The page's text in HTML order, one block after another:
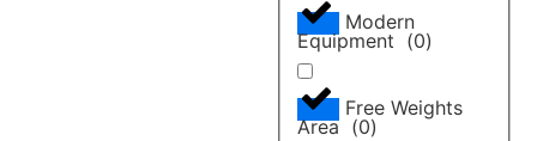
Modern
Equipment (0)
Free Weights
Area (0)